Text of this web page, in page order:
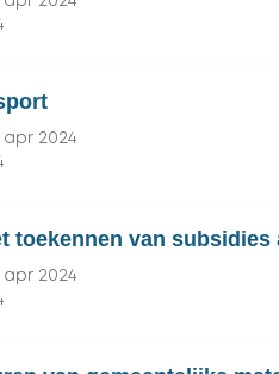
apr 2024
toekennen van
apr 2024